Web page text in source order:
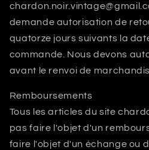
demande autorisation de
quatorze jours suivants la
commande. Nous devons
avant le renvoi de
Remboursements
Tous les articles du site
pas faire l'objet d'un
faire l'objet d'un échange ou